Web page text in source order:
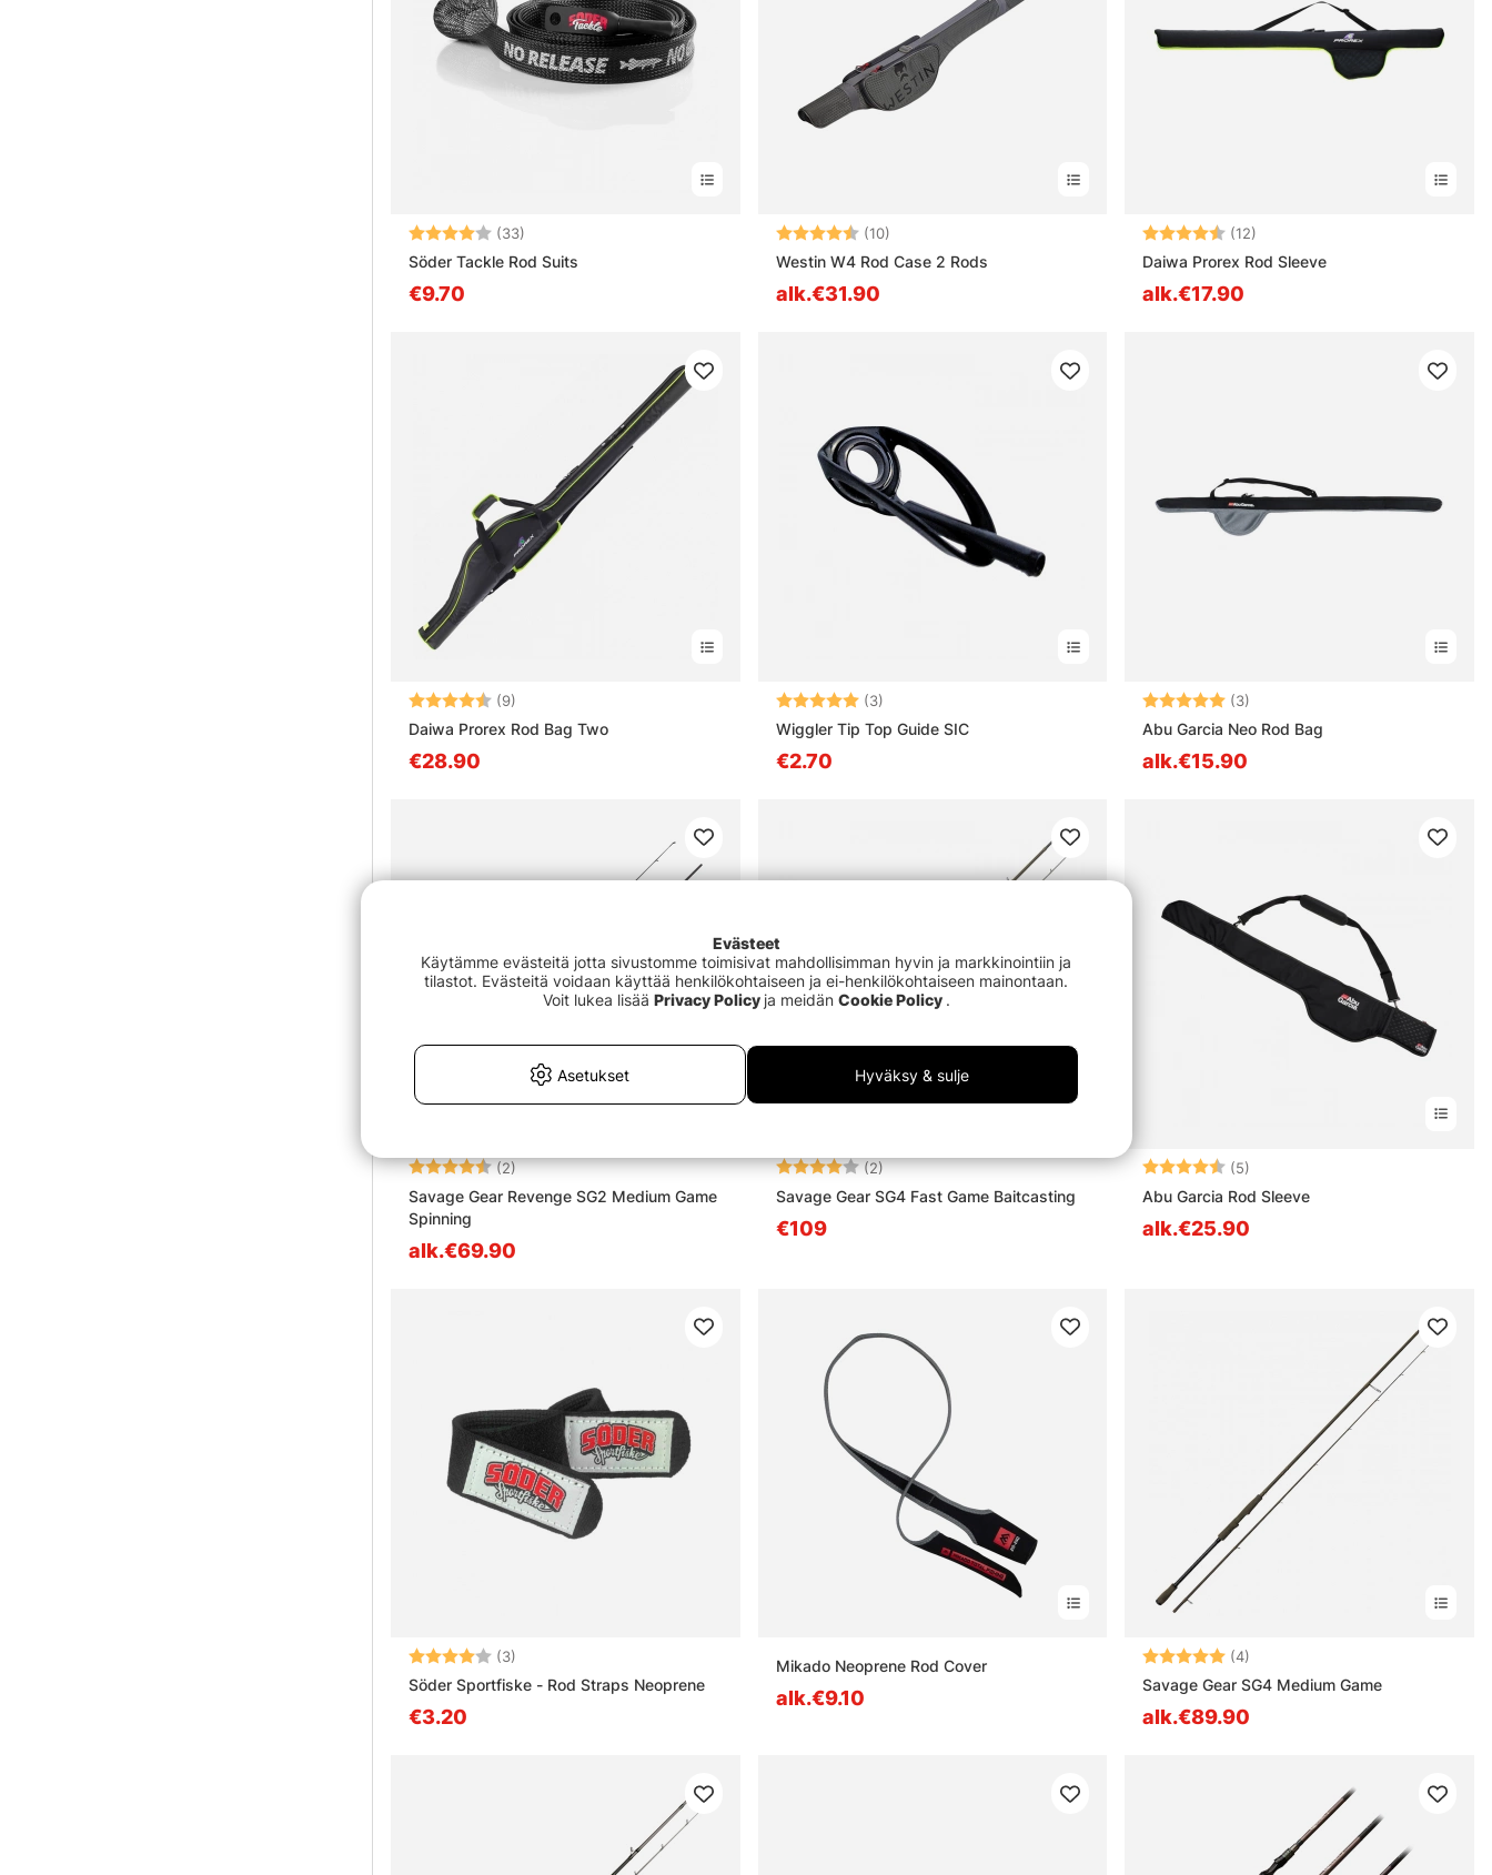
Arvio: (33)
Söder Tackle Rod Suits
€9.70
Arvio: (10)
Westin W4 Rod Case 2 Rods
alk.€31.90
Arvio: (12)
Daiwa Prorex Rod Sleeve
alk.€17.90
Arvio: (9)
Daiwa Prorex Rod Bag Two
€28.90
Arvio: (3)
Wiggler Tip Top Guide SIC
€2.70
Arvio: (3)
Abu Garcia Neo Rod Bag
alk.€15.90
Arvio: (2)4.5 5:sta tähdestä
Savage Gear Revenge SG2 Medium Game
Spinning
alk.€69.90
Arvio: (2)4.0 5:sta tähdestä
Savage Gear SG4 Fast Game Baitcasting
€109
Arvio: (5)
Abu Garcia Rod Sleeve
alk.€25.90
Arvio: (3)
Söder Sportfiske - Rod Straps Neoprene
€3.20
Mikado Neoprene Rod Cover
alk.€9.10
Arvio: (4)
Savage Gear SG4 Medium Game
alk.€89.90
Evästeet
Käytämme evästeitä jotta sivustomme toimisivat mahdollisimman hyvin ja markkinointiin ja
tilastot. Evästeitä voidaan käyttää henkilökohtaiseen ja ei-henkilökohtaiseen mainontaan.
Voit lukea lisää Privacy Policy ja meidän Cookie Policy .
Asetukset Hyväksy & sulje